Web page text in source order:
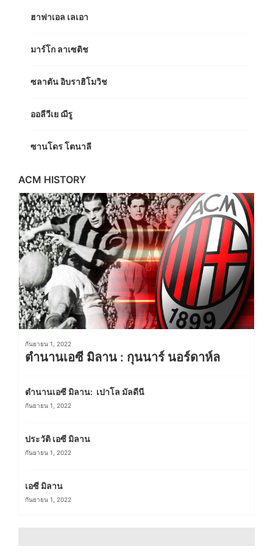
ฮาฟาเอล เลเอา
มาร์โก ลาเซติช
ซลาตัน อิบราฮิโมวิช
ออลีวีเย ฌีรู
ซานโดร โตนาลี
ACM HISTORY
กันยายน 1, 2022
ตำนานเอซี มิลาน : กุนนาร์ นอร์ดาห์ล
ตำนานเอซี มิลาน: เปาโล มัลดีนี
กันยายน 1, 2022
ประวัติ เอซี มิลาน
กันยายน 1, 2022
เอซี มิลาน
กันยายน 1, 2022